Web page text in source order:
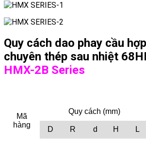
Quy cách dao phay cầu
chuyên thép sau nhiệt
HMX-2B Series
Mã
hàng
Quy cách (mm)
D R d H L